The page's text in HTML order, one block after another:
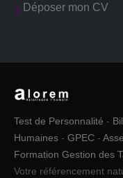
Déposer mon CV
Test de Personnalité -
Humaines - GPEC -
Formation Gestion des
Votre référencement